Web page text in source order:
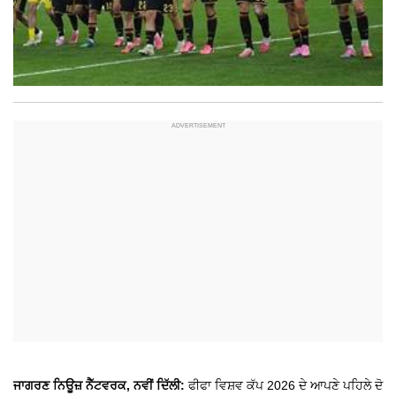
ਜਾਗਰਣ ਨਿਊਜ਼ ਨੈੱਟਵਰਕ, ਨਵੀਂ ਦਿੱਲੀ:ਫੀਫਾ ਵਿਸ਼ਵ ਕੱਪ 2026 ਦੇ ਆਪਣੇ ਪਹਿਲੇ ਦੋ